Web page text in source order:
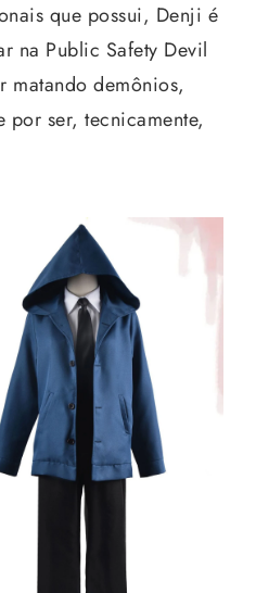
que possui, Denji é
na Public Safety Devil
matando demônios,
por ser, tecnicamente,